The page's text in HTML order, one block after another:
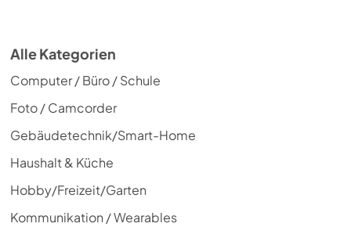
Alle Kategorien
Computer / Büro / Schule
Foto / Camcorder
Gebäudetechnik/Smart-Home
Haushalt & Küche
Hobby/Freizeit/Garten
Kommunikation / Wearables